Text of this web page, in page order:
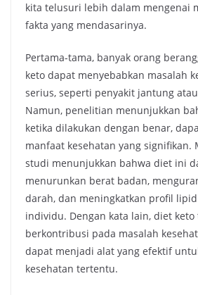
kita telusuri lebih dalam mengenai
fakta yang mendasarinya.
Pertama-tama, banyak orang
keto dapat menyebabkan masalah
serius, seperti penyakit jantung
Namun, penelitian menunjukkan
ketika dilakukan dengan benar,
manfaat kesehatan yang signifikan.
studi menunjukkan bahwa diet ini
menurunkan berat badan,
darah, dan meningkatkan profil
individu. Dengan kata lain, diet keto
berkontribusi pada masalah
dapat menjadi alat yang efektif
kesehatan tertentu.